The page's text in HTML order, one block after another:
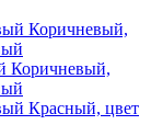
Коричневый,